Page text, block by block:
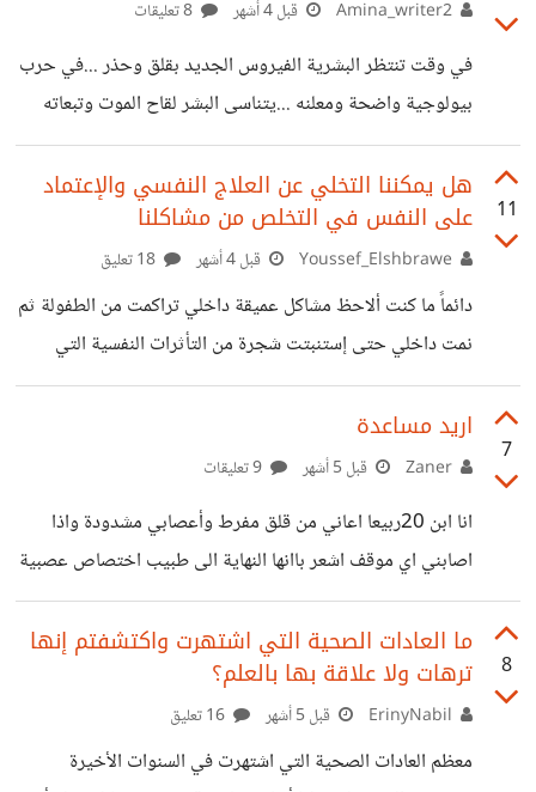
شريرة أو مظلمة فعليًا كما وصفتها بعض الفلسفات، لكن هي
الأصوات الداخلية التي نتعامل بها يوميًا، وقسمها إلى أربعة
أصوات رئيسية،
قبل 4 أشهر
في وقت تنتظر البشرية الفيروس الجديد بقلق وحذر ...في حرب
بيولوجية واضحة ومعلنه ...يتناسى البشر لقاح الموت وتبعاته
...هل هو فعلا مشروع المليار الذهبي ام ان الخطايا اكبر مم نعتقد
...
11
هل يمكننا التخلي عن العلاج النفسي والإعتماد
على النفس في التخلص من مشاكلنا
قبل 4 أشهر
دائماً ما كنت ألاحظ مشاكل عميقة داخلي تراكمت من الطفولة ثم
نمت داخلي حتى إستنبتت شجرة من التأثرات النفسية التي
احتاج حلا لها للتخلص منها، لكن دائماً ما كنت اقنع نفسي انني
يمكنني تقويم نفسي وإستكشاف مشاكلها والتخلص منها، وكنت
أتعلل بأن مشاكلي ربما ليست بهذا السوء بدليل ما وصلت له من
قد يفيدني اكثر إن انفقته في تعلم مهارات او في العمل، برأيكم
هل نحن نحتاج لمن
7
اريد مساعدة
قبل 5 أشهر
انا ابن 20ربيعا اعاني من قلق مفرط وأعصابي مشدودة واذا
اصابني اي موقف اشعر باانها النهاية الى طبيب اختصاص عصبية
نفسية ووصل حالة باضطراب قلق معمم ووصف لي دواء وتقريبا
اصبحت مدة اخذ الدواء 3شهور ونصف شهر لكن لم يتغير شيء
وهناك افكار سوداوية احيانا في رأسي
8
ما العادات الصحية التي اشتهرت واكتشفتم إنها
ترهات ولا علاقة بها بالعلم؟
قبل 5 أشهر
معظم العادات الصحية التي اشتهرت في السنوات الأخيرة